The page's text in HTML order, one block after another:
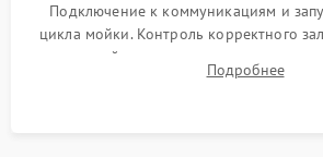
Подключение к коммуникациям и
цикла мойки. Контроль корректного
до нужной температуры, отсутствия
штатного слива и абсолютной
Подробнее